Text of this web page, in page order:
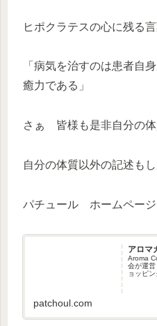
ヒポクラテスの心に残る
「病気を治すのは患者自
癒力である」
さぁ 皆様も是非自分の体
自分の体質以外の記述も
パチュール ホームペー
アロマ
Aroma
会が運
ョッピン
patchoul.com